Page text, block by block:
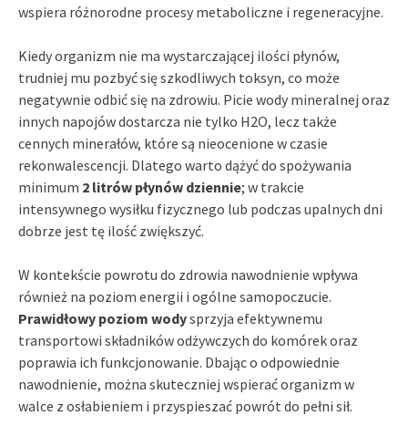
wspiera różnorodne procesy metaboliczne i regeneracyjne.
Kiedy organizm nie ma wystarczającej ilości płynów,
trudniej mu pozbyć się szkodliwych toksyn, co może
negatywnie odbić się na zdrowiu. Picie wody mineralnej oraz
innych napojów dostarcza nie tylko H2O, lecz także
cennych minerałów, które są nieocenione w czasie
rekonwalescencji. Dlatego warto dążyć do spożywania
minimum 2 litrów płynów dziennie; w trakcie
intensywnego wysiłku fizycznego lub podczas upalnych dni
dobrze jest tę ilość zwiększyć.
W kontekście powrotu do zdrowia nawodnienie wpływa
również na poziom energii i ogólne samopoczucie.
Prawidłowy poziom wodysprzyja efektywnemu
transportowi składników odżywczych do komórek oraz
poprawia ich funkcjonowanie. Dbając o odpowiednie
nawodnienie, można skuteczniej wspierać organizm w
walce z osłabieniem i przyspieszać powrót do pełni sił.